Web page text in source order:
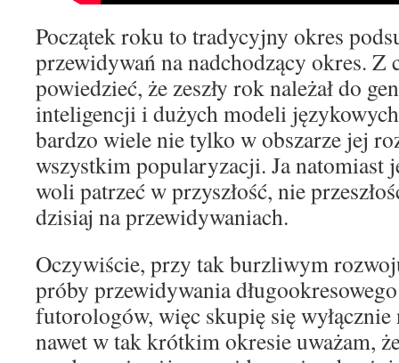
Początek roku to tradycyjny okres
przewidywań na nadchodzący okres. Z
powiedzieć, że zeszły rok należał do
inteligencji i dużych modeli
bardzo wiele nie tylko w obszarze jej
wszystkim popularyzacji. Ja natomiast
woli patrzeć w przyszłość, nie
dzisiaj na przewidywaniach.
Oczywiście, przy tak burzliwym
próby przewidywania
futorologów, więc skupię się
nawet w tak krótkim okresie uważam,